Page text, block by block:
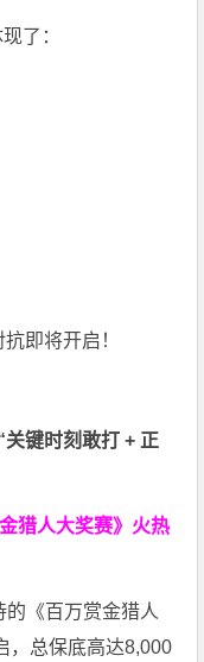
了：
即将开启！
键时刻敢打 + 正
猎人大奖赛》 火热
《百万赏金猎人
，总保底高达8,000